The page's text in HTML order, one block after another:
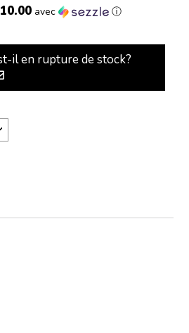
avec ⓘ
il en rupture de stock?